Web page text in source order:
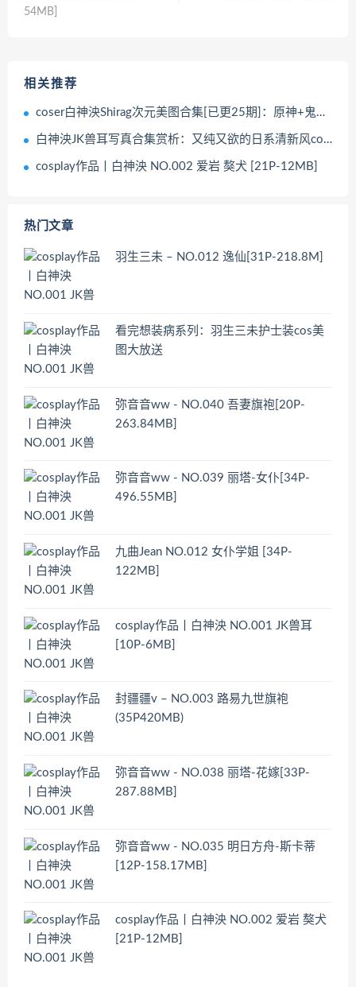
54MB]
相关推荐
coser白神泱Shirag次元美图合集[已更25期]：原神+鬼灭角色演绎太戳人
白神泱JK兽耳写真合集赏析：又纯又欲的日系清新风cos鉴赏
cosplay作品丨白神泱 NO.002 爱岩 獒犬 [21P-12MB]
热门文章
羽生三未 – NO.012 逸仙[31P-218.8M]
看完想装病系列：羽生三未护士装cos美
图大放送
弥音音ww - NO.040 吾妻旗袍[20P-
263.84MB]
弥音音ww - NO.039 丽塔-女仆[34P-
496.55MB]
九曲Jean NO.012 女仆学姐 [34P-
122MB]
cosplay作品丨白神泱 NO.001 JK兽耳
[10P-6MB]
封疆疆v – NO.003 路易九世旗袍
(35P420MB)
弥音音ww - NO.038 丽塔-花嫁[33P-
287.88MB]
弥音音ww - NO.035 明日方舟-斯卡蒂
[12P-158.17MB]
cosplay作品丨白神泱 NO.002 爱岩 獒犬
[21P-12MB]